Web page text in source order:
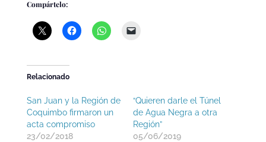
Compártelo:
Relacionado
San Juan y la Región de
Coquimbo firmaron un
acta compromiso
23/02/2018
“Quieren darle el Túnel
de Agua Negra a otra
Región”
05/06/2019